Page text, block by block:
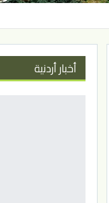
أخبار أردنية